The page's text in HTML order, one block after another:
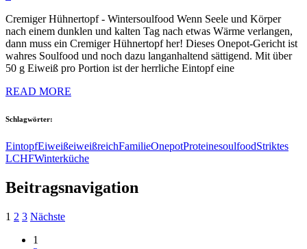
Cremiger Hühnertopf - Wintersoulfood Wenn Seele und Körper
nach einem dunklen und kalten Tag nach etwas Wärme verlangen,
dann muss ein Cremiger Hühnertopf her! Dieses Onepot-Gericht ist
wahres Soulfood und noch dazu langanhaltend sättigend. Mit über
50 g Eiweiß pro Portion ist der herrliche Eintopf eine
READ MORE
Schlagwörter:
EintopfEiweißeiweißreichFamilieOnepotProteinesoulfoodStriktes
LCHFWinterküche
Beitragsnavigation
1 2 3 Nächste
1